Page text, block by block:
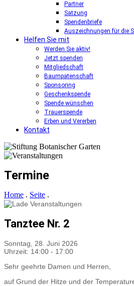
Partner
Satzung
Spendenbriefe
Auszeichnungen für die
Helfen Sie mit
Werden Sie aktiv!
Jetzt spenden
Mitgliedschaft
Baumpatenschaft
Sponsoring
Geschenkspende
Spende wünschen
Trauerspende
Erben und Vererben
Kontakt
Termine
Home . Seite .
Tanztee Nr. 2
Sonntag, 28. Juni 2026
Uhrzeit: 14:00 - 17:00
Sehr geehrte Damen und Herren,
auf Grund der Hitze und der